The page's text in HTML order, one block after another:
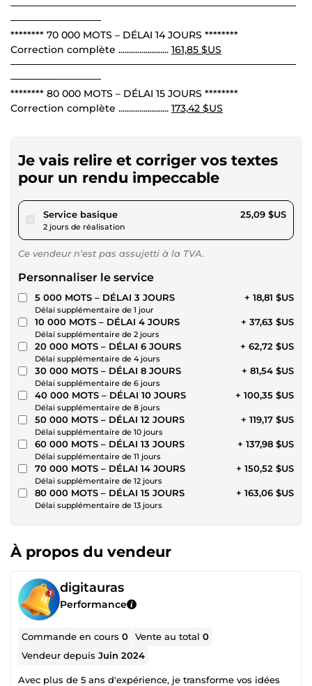
─────────────────────────────────────────
─────────────
******** 70 000 MOTS – DÉLAI 14 JOURS ********
Correction complète ........................ 161,85 $US
─────────────────────────────────────────
─────────────
******** 80 000 MOTS – DÉLAI 15 JOURS ********
Correction complète ........................ 173,42 $US
Je vais relire et corriger vos textes
pour un rendu impeccable
Service basiquepour 23,12 $US
2 jours de réalisation
25,09 $US
Ce vendeur n’est pas assujetti à la TVA.
Personnaliser le service
5 000 MOTS – DÉLAI 3 JOURS
Délai supplémentaire de 1 jour
+ 18,81 $US
10 000 MOTS – DÉLAI 4 JOURS
Délai supplémentaire de 2 jours
+ 37,63 $US
20 000 MOTS – DÉLAI 6 JOURS
Délai supplémentaire de 4 jours
+ 62,72 $US
30 000 MOTS – DÉLAI 8 JOURS
Délai supplémentaire de 6 jours
+ 81,54 $US
40 000 MOTS – DÉLAI 10 JOURS
Délai supplémentaire de 8 jours
+ 100,35 $US
50 000 MOTS – DÉLAI 12 JOURS
Délai supplémentaire de 10 jours
+ 119,17 $US
60 000 MOTS – DÉLAI 13 JOURS
Délai supplémentaire de 11 jours
+ 137,98 $US
70 000 MOTS – DÉLAI 14 JOURS
Délai supplémentaire de 12 jours
+ 150,52 $US
80 000 MOTS – DÉLAI 15 JOURS
Délai supplémentaire de 13 jours
+ 163,06 $US
À propos du vendeur
digitauras
Performance
Commande en cours0 Vente au total0
Vendeur depuisJuin 2024
Avec plus de 5 ans d'expérience, je transforme vos idées